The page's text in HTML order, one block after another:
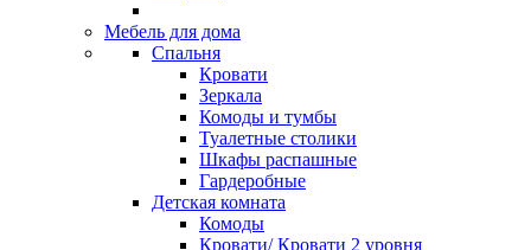
Мебель для дома
Спальня
Кровати
Зеркала
Комоды и тумбы
Туалетные столики
Шкафы распашные
Гардеробные
Детская комната
Комоды
Кровати/ Кровати 2 уровня